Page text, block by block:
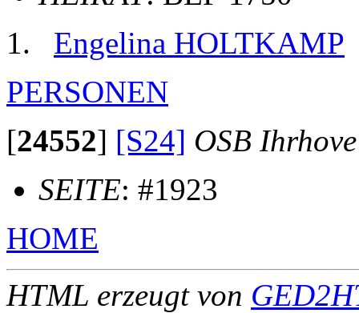
Engelina HOLTKAMP
PERSONEN
[24552] [S24] OSB Ihrhove
SEITE: #1923
HOME
HTML erzeugt von